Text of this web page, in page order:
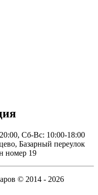
Сб-Вс: 10:00-18:00
Базарный переулок
номер 19
© 2014 - 2026